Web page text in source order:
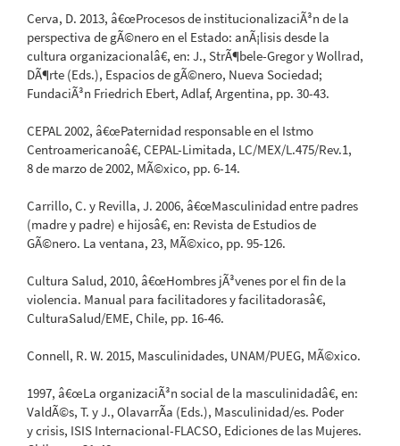
Cerva, D. 2013, â€œProcesos de institucionalizaciÃ³n de la
perspectiva de gÃ©nero en el Estado: anÃ¡lisis desde la
cultura organizacionalâ€, en: J., StrÃ¶bele-Gregor y Wollrad,
DÃ¶rte (Eds.), Espacios de gÃ©nero, Nueva Sociedad;
FundaciÃ³n Friedrich Ebert, Adlaf, Argentina, pp. 30-43.
CEPAL 2002, â€œPaternidad responsable en el Istmo
Centroamericanoâ€, CEPAL-Limitada, LC/MEX/L.475/Rev.1,
8 de marzo de 2002, MÃ©xico, pp. 6-14.
Carrillo, C. y Revilla, J. 2006, â€œMasculinidad entre padres
(madre y padre) e hijosâ€, en: Revista de Estudios de
GÃ©nero. La ventana, 23, MÃ©xico, pp. 95-126.
Cultura Salud, 2010, â€œHombres jÃ³venes por el fin de la
violencia. Manual para facilitadores y facilitadorasâ€,
CulturaSalud/EME, Chile, pp. 16-46.
Connell, R. W. 2015, Masculinidades, UNAM/PUEG, MÃ©xico.
1997, â€œLa organizaciÃ³n social de la masculinidadâ€, en:
ValdÃ©s, T. y J., OlavarrÃ­a (Eds.), Masculinidad/es. Poder
y crisis, ISIS Internacional-FLACSO, Ediciones de las Mujeres.